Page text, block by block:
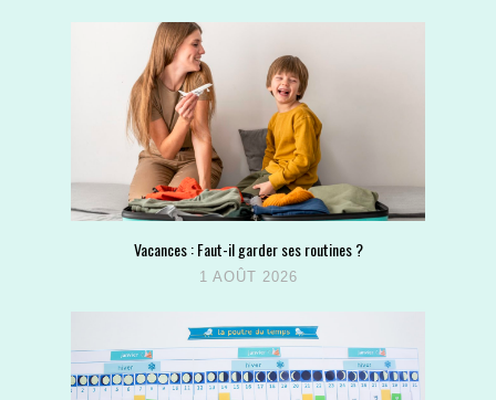
Vacances : Faut-il garder ses routines ?
1 AOÛT 2026